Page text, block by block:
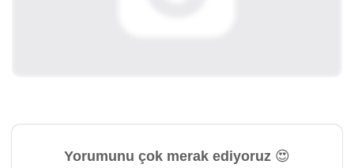
Yorumunu çok merak ediyoruz 😍